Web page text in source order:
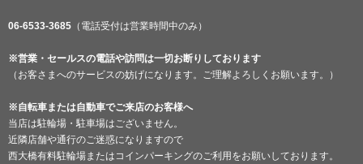
06-6533-3685 （電話受付は営業時間中のみ）
※営業・セールスの電話や訪問は一切お断りしております
（お客さまへのサービスの妨げになります。ご理解よろしくお願います。）
※自転車または自動車でご来店のお客様へ
当店は駐輪場・駐車場はございません。
近隣店舗や通行のご迷惑になりますので
西大橋有料駐輪場またはコインパーキングのご利用をお願いしております。